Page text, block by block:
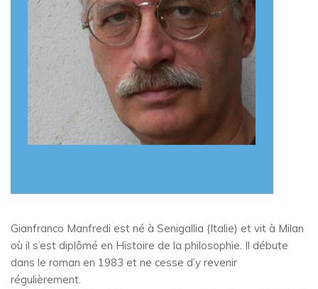
Gianfranco Manfredi est né à Senigallia (Italie) et vit à Milan
où il s’est diplômé en Histoire de la philosophie. Il débute
dans le roman en 1983 et ne cesse d’y revenir
régulièrement.